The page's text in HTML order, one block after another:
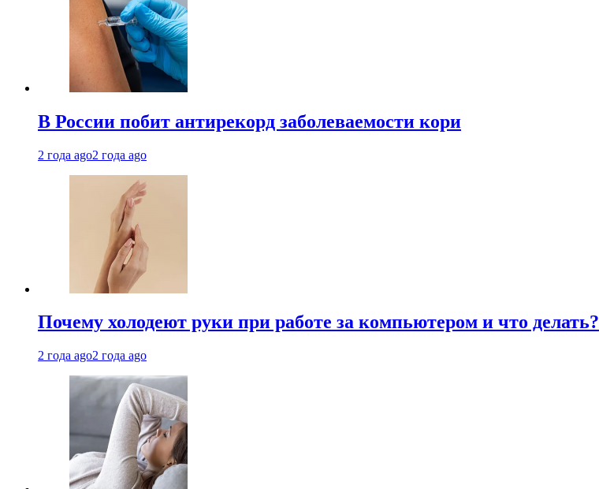
В России побит антирекорд заболеваемости кори
2 года ago2 года ago
Почему холодеют руки при работе за компьютером и что делать?
2 года ago2 года ago